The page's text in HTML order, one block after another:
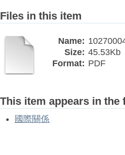
Files in this item
Name:
Size: 45.53Kb
Format: PDF
This item appears in
國際關係